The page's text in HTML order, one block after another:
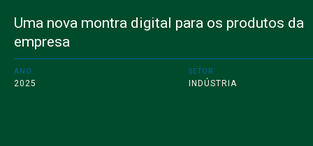
Uma nova montra digital para os produtos da
empresa
ANO
2025
SETOR
INDÚSTRIA